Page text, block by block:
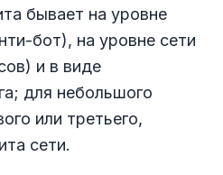
бывает на уровне
бот), на уровне сети
и в виде
для небольшого
или третьего,
сети.